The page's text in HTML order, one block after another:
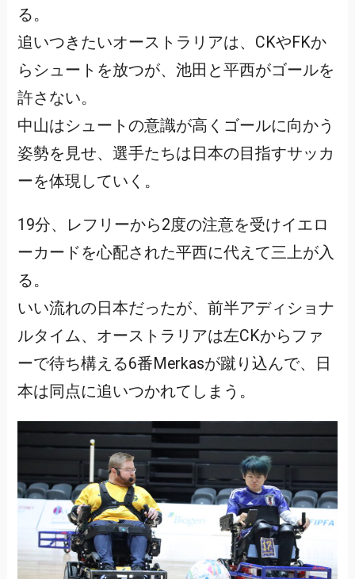
る。
追いつきたいオーストラリアは、CKやFKか
らシュートを放つが、池田と平西がゴールを
許さない。
中山はシュートの意識が高くゴールに向かう
姿勢を見せ、選手たちは日本の目指すサッカ
ーを体現していく。
19分、レフリーから2度の注意を受けイエロ
ーカードを心配された平西に代えて三上が入
る。
いい流れの日本だったが、前半アディショナ
ルタイム、オーストラリアは左CKからファ
ーで待ち構える6番Merkasが蹴り込んで、日
本は同点に追いつかれてしまう。